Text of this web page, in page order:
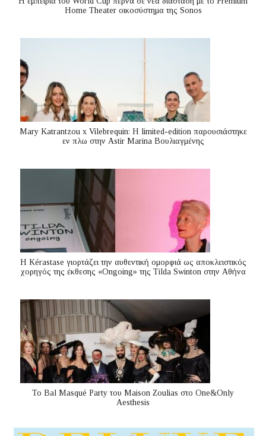
Home Theater οικοσύστημα της Sonos
Mary Katrantzou x Vilebrequin: Η limited-edition παρουσιάστηκε
εν πλω στην Astir Marina Βουλιαγμένης
Η Kérastase γιορτάζει την αυθεντική ομορφιά ως αποκλειστικός
χορηγός της έκθεσης «Ongoing» της Tilda Swinton στην Αθήνα
Το Bal Masqué Party του Maison Zoulias στο One&Only
Aesthesis